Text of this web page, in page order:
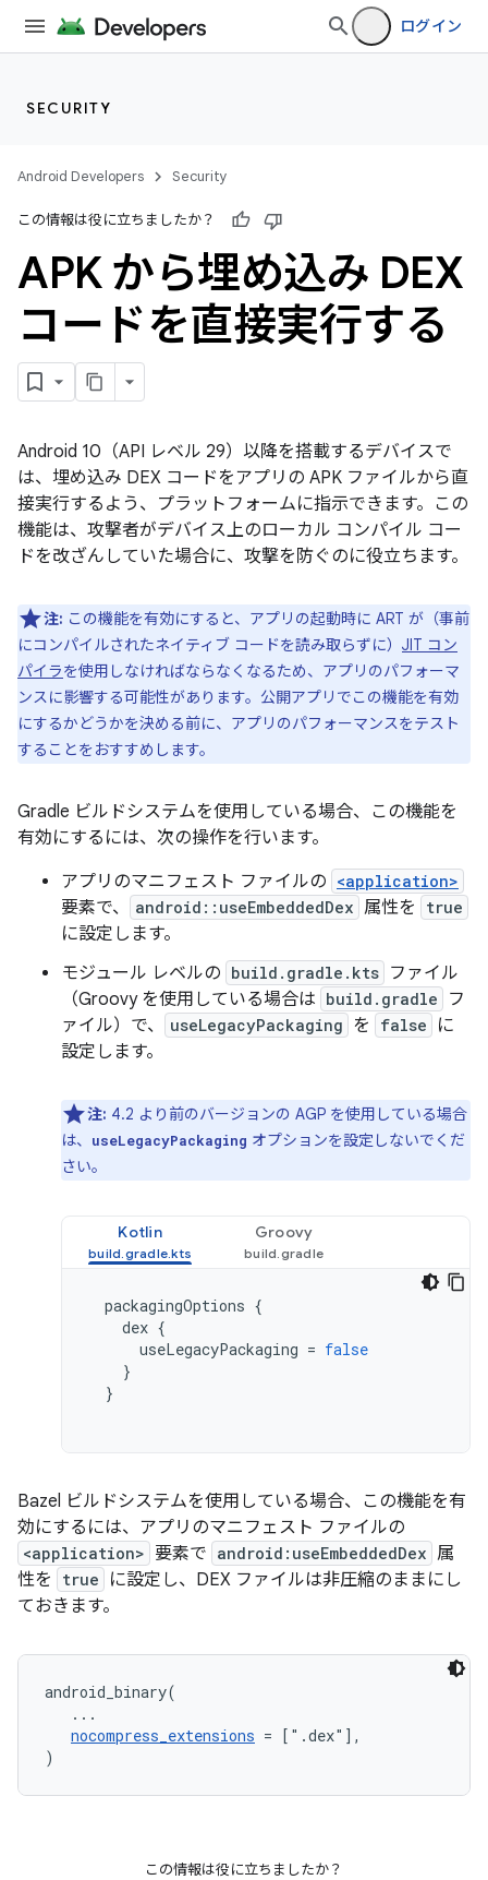
ログイン
SECURITY
Android Developers Security
この情報は役に立ちましたか？
APK から埋め込み DEX
コードを直接実行する
Android 10（API レベル 29）以降を搭載するデバイスで
は、埋め込み DEX コードをアプリの APK ファイルから直
接実行するよう、プラットフォームに指示できます。この
機能は、攻撃者がデバイス上のローカル コンパイル コー
ドを改ざんしていた場合に、攻撃を防ぐのに役立ちます。
注: この機能を有効にすると、アプリの起動時に ART が（事前
にコンパイルされたネイティブ コードを読み取らずに） JIT コン
パイラを使用しなければならなくなるため、アプリのパフォーマ
ンスに影響する可能性があります。公開アプリでこの機能を有効
にするかどうかを決める前に、アプリのパフォーマンスをテスト
することをおすすめします。
Gradle ビルドシステムを使用している場合、この機能を
有効にするには、次の操作を行います。
アプリのマニフェスト ファイルの <application>
要素で、 android::useEmbeddedDex 属性を true
に設定します。
モジュール レベルの build.gradle.kts ファイル
（Groovy を使用している場合は build.gradle
フ
ァイル）で、
useLegacyPackaging を false
に
設定します。
注: 4.2 より前のバージョンの AGP を使用している場合
は、
useLegacyPackaging オプションを設定しないでくだ
さい。
Kotlin Groovy
packagingOptions {
dex {
useLegacyPackaging = false
}
}
Bazel ビルドシステムを使用している場合、この機能を有
効にするには、アプリのマニフェスト ファイルの
<application> 要素で android:useEmbeddedDex 属
性を
true
に設定し、DEX ファイルは非圧縮のままにし
ておきます。
android_binary(
   ...
nocompress_extensions = [".dex"],
この情報は役に立ちましたか？